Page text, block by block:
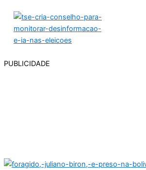
PUBLICIDADE